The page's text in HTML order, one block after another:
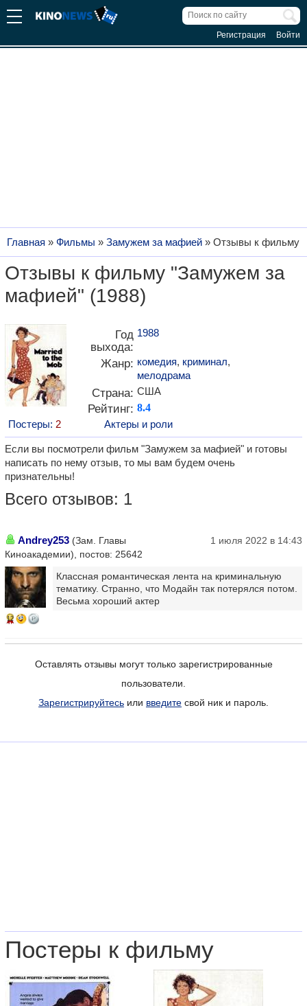
Регистрация Войти
Главная » Фильмы » Замужем за мафией » Отзывы к фильму
Отзывы к фильму "Замужем за
мафией" (1988)
Год
выхода:
1988
Жанр: комедия, криминал,
мелодрама
Страна: США
Рейтинг: 8.4
Постеры: 2 Актеры и роли
Если вы посмотрели фильм "Замужем за мафией" и готовы
написать по нему отзыв, то мы вам будем очень
признательны!
Всего отзывов: 1
Andrey253 (Зам. Главы
Киноакадемии), постов: 25642
1 июля 2022 в 14:43
12
Классная романтическая лента на криминальную
тематику. Странно, что Модайн так потерялся потом.
Весьма хороший актер
Оставлять отзывы могут только зарегистрированные
пользователи.
Зарегистрируйтесь или введите свой ник и пароль.
Постеры к фильму